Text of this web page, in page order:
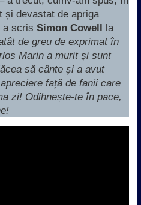
și devastat de apriga
scris Simon Cowell la
de greu de exprimat în
Marin a murit și sunt
să cânte și a avut
față de fanii care
zi! Odihnește-te în pace,